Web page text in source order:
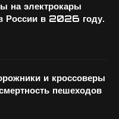
на электрокары
России в 2026 году.
и кроссоверы
пешеходов